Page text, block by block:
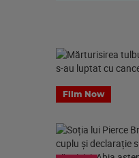
Film Now